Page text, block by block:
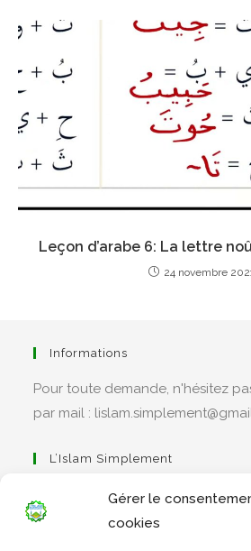
Gérer le
cookies
24 novembre
Informations
Pour toute demande, n'hésitez
par mail :
L’Islam Simplement